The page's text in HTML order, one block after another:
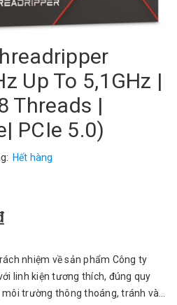
Up To 5,1GHz |
Threads |
PCIe 5.0)
Hết hàng
nhiệm về sản phẩm Công ty
linh kiện tương thích, đúng quy
trường thông thoáng, tránh vào